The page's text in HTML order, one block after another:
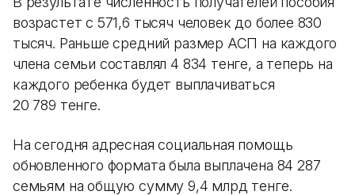
возрастет с 571,6 тысяч человек до более 830
тысяч. Раньше средний размер АСП на каждого
члена семьи составлял 4 834 тенге, а теперь на
каждого ребенка будет выплачиваться
20 789 тенге.
На сегодня адресная социальная помощь
обновленного формата была выплачена 84 287
семьям на общую сумму 9,4 млрд тенге.